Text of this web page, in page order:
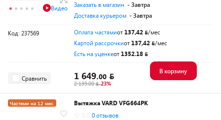
Видео
Заказать в магазин - Завтра
Доставка курьером - Завтра
Код: 237569 Оплата частямиот 137,42
/мес
Картой рассрочкиот 137,42
/мес
Есть на уценкеот 1352.18
Сравнить 1 649.00
2 139.00 -23%
В корзину
Частями на 12 мес.
Вытяжка VARD VFG664PK
0 отзывов